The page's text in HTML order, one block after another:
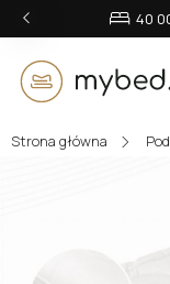
40
‹
Strona główna
E-mail: